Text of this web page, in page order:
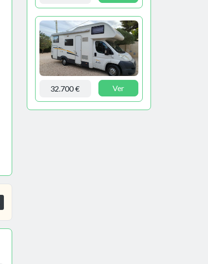
32.700 € Ver